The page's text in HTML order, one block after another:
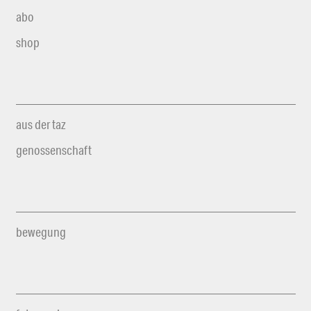
abo
shop
aus der taz
genossenschaft
bewegung